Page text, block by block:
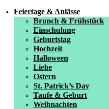
Feiertage & Anlässe
Brunch & Frühstück
Einschulung
Geburtstag
Hochzeit
Halloween
Liebe
Ostern
St. Patrick’s Day
Taufe & Geburt
Weihnachten